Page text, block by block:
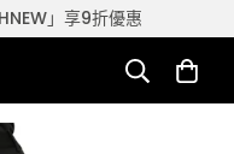
」享9折優惠